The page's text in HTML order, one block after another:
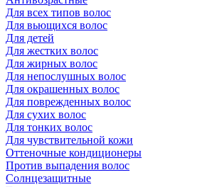
Для всех типов волос
Для вьющихся волос
Для детей
Для жестких волос
Для жирных волос
Для непослушных волос
Для окрашенных волос
Для поврежденных волос
Для сухих волос
Для тонких волос
Для чувствительной кожи
Оттеночные кондиционеры
Против выпадения волос
Солнцезащитные